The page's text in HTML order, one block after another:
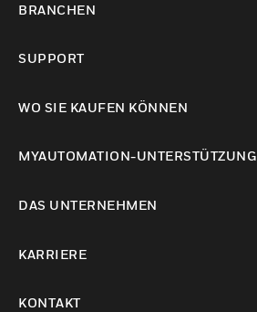
BRANCHEN
SUPPORT
WO SIE KAUFEN KÖNNEN
MYAUTOMATION-UNTERSTÜTZUNG
DAS UNTERNEHMEN
KARRIERE
KONTAKT